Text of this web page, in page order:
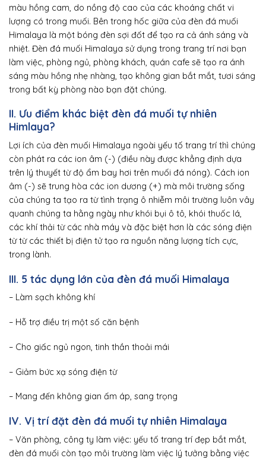
màu hồng cam, do nồng độ cao của các khoáng chất vi
lượng có trong muối. Bên trong hốc giữa của đèn đá muối
Himalaya là một bóng đèn sợi đốt để tạo ra cả ánh sáng và
nhiệt. Đèn đá muối Himalaya sử dụng trong trang trí nơi bạn
làm việc, phòng ngủ, phòng khách, quán cafe sẽ tạo ra ánh
sáng màu hồng nhẹ nhàng, tạo không gian bắt mắt, tươi sáng
trong bất kỳ phòng nào bạn đặt chúng.
II. Ưu điểm khác biệt đèn đá muối tự nhiên
Himlaya?
Lợi ích của đèn muối Himalaya ngoài yếu tố trang trí thì chúng
còn phát ra các ion âm (-) (điều này được khẳng định dựa
trên lý thuyết từ độ ẩm bay hơi trên muối đá nóng). Cách ion
âm (-) sẽ trung hòa các ion dương (+) mà môi trường sống
của chúng ta tạo ra từ tình trạng ô nhiễm môi trường luôn vây
quanh chúng ta hằng ngày như khói bụi ô tô, khói thuốc lá,
các khí thải từ các nhà máy và đặc biệt hơn là các sóng điện
từ từ các thiết bị điện tử tạo ra nguồn năng lượng tích cực,
trong lành.
III. 5 tác dụng lớn của đèn đá muối Himalaya
– Làm sạch không khí
– Hỗ trợ điều trị một số căn bệnh
– Cho giấc ngủ ngon, tinh thần thoải mái
– Giảm bức xạ sóng điện từ
– Mang đến không gian ấm áp, sang trọng
IV. Vị trí đặt đèn đá muối tự nhiên Himalaya
– Văn phòng, công ty làm việc: yếu tố trang trí đẹp bắt mắt,
đèn đá muối còn tạo môi trường làm việc lý tưởng bằng việc